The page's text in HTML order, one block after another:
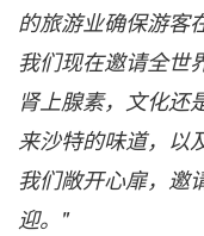
的旅游业确保游客
我们现在邀请全世
肾上腺素，文化还
来沙特的味道，以
我们敞开心扉，邀
迎。"